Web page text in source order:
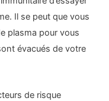
Il se peut que vous
plasma pour vous
évacués de votre
de risque